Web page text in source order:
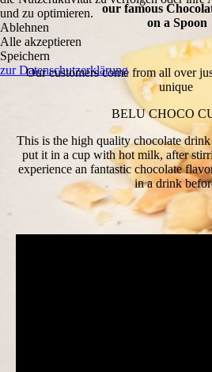
our famous
on a Spoon
Our customers come from all over
unique
BELU CHOCO
This is the high quality chocolate
put it in a cup with hot milk, after
experience an fantastic chocolate
in a drink
und zu optimieren.
Ablehnen
Alle akzeptieren
Speichern
zur Datenschutzerklärung